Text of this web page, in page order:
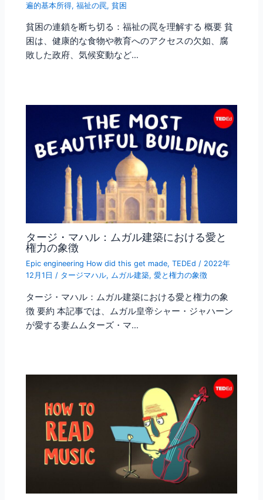
遍的基本所得,福祉の罠,貧困
貧困の連鎖を断ち切る：福祉の罠を理解する 概要 貧
困は、健康的な食物や教育へのアクセスの欠如、腐
敗した政府、気候変動など…
タージ・マハル：ムガル建築における愛と
権力の象徴
Epic engineering How did this get made,TEDEd / 2022年
12月1日/ タージマハル,ムガル建築,愛と権力の象徴
タージ・マハル：ムガル建築における愛と権力の象
徴 要約 本記事では、ムガル皇帝シャー・ジャハーン
が愛する妻ムムターズ・マ…